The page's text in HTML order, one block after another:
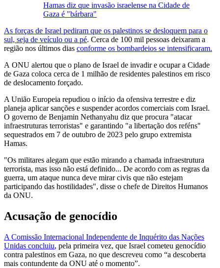
Hamas diz que invasão israelense na Cidade de
Gaza é "bárbara"
As forças de Israel pediram que os palestinos se desloquem para o
sul, seja de veículo ou a pé. Cerca de 100 mil pessoas deixaram a
região nos últimos dias conforme os bombardeios se intensificaram.
A ONU alertou que o plano de Israel de invadir e ocupar a Cidade
de Gaza coloca cerca de 1 milhão de residentes palestinos em risco
de deslocamento forçado.
A União Europeia repudiou o início da ofensiva terrestre e diz
planeja aplicar sanções e suspender acordos comerciais com Israel.
O governo de Benjamin Nethanyahu diz que procura "atacar
infraestruturas terroristas" e garantindo "a libertação dos reféns"
sequestrados em 7 de outubro de 2023 pelo grupo extremista
Hamas.
"Os militares alegam que estão mirando a chamada infraestrutura
terrorista, mas isso não está definido... De acordo com as regras da
guerra, um ataque nunca deve mirar civis que não estejam
participando das hostilidades", disse o chefe de Direitos Humanos
da ONU.
Acusação de genocídio
A Comissão Internacional Independente de Inquérito das Nações
Unidas concluiu, pela primeira vez, que Israel cometeu genocídio
contra palestinos em Gaza, no que descreveu como “a descoberta
mais contundente da ONU até o momento”.